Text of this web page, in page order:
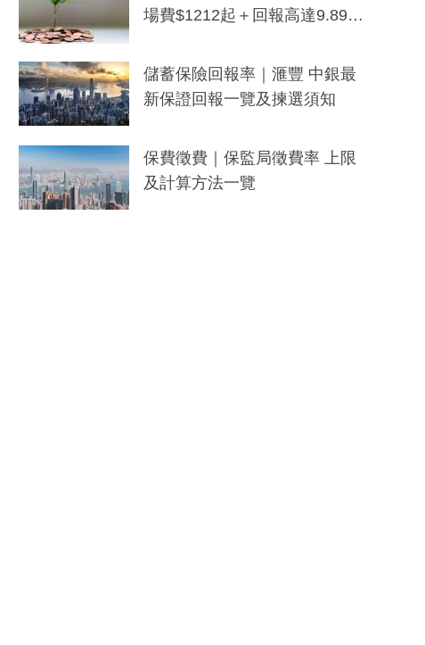
場費$1212起＋回報高達9.89
儲蓄保險回報率｜滙豐 中銀最
新保證回報一覽及揀選須知
保費徵費｜保監局徵費率 上限
及計算方法一覽